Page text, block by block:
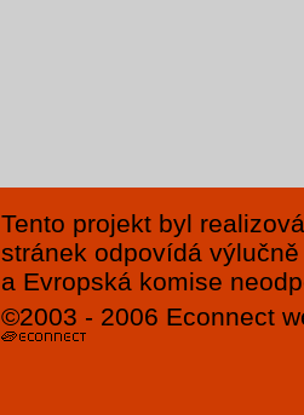
Tento projekt byl
stránek odpovídá
a Evropská komise
©2003 - 2006 Econnect